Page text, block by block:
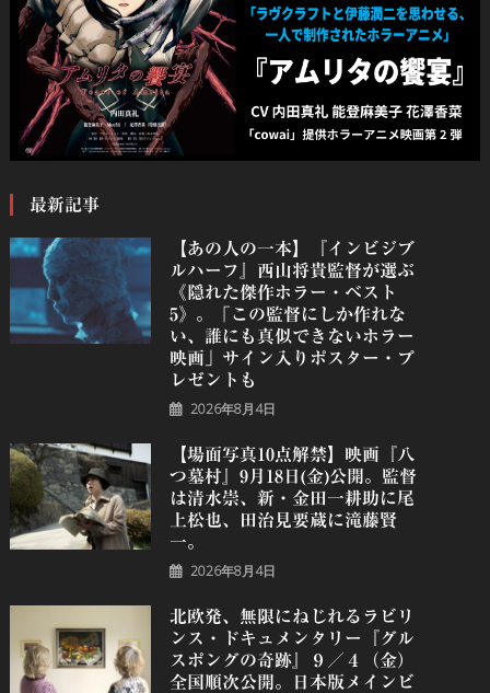
最新記事
【あの人の一本】『インビジブ
ルハーフ』⻄⼭将貴監督が選ぶ
《隠れた傑作ホラー・ベスト
5》。「この監督にしか作れな
い、誰にも真似できないホラー
映画」サイン入りポスター・プ
レゼントも
2026年8月4日
【場面写真10点解禁】映画『八
つ墓村』9月18日(金)公開。監督
は清水崇、新・金田一耕助に尾
上松也、田治見要蔵に滝藤賢
一。
2026年8月4日
北欧発、無限にねじれるラビリ
ンス・ドキュメンタリー『グル
スポングの奇跡』９／４（金）
全国順次公開。日本版メインビ